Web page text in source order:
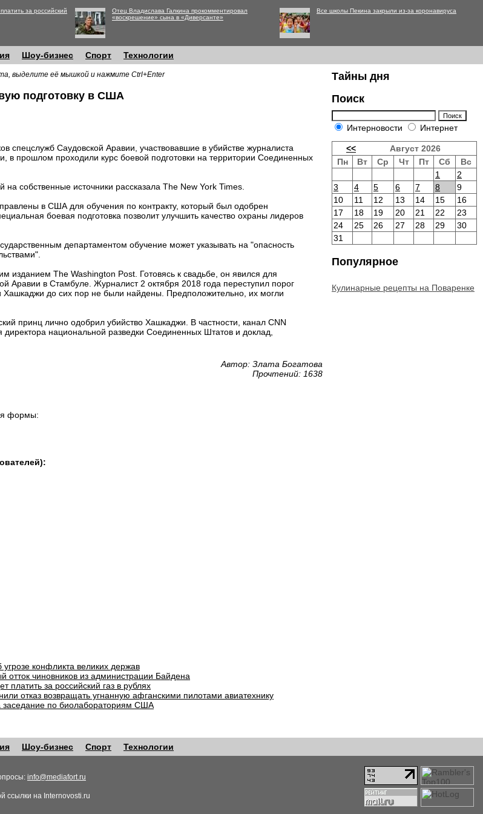
за российский
Отец Владислава Галкина прокомментировал
«воскрешение» сына в «Диверсанте»
Все школы Пекина закрыли из-за коронавируса
Шоу-бизнес Спорт Технологии
выделите её мышкой и нажмите Ctrl+Enter
подготовку в США
спецслужб Саудовской Аравии, участвовавшие в убийстве журналиста
в прошлом проходили курс боевой подготовки на территории Соединенных
на собственные источники рассказала The New York Times.
в США для обучения по контракту, который был одобрен
боевая подготовка позволит улучшить качество охраны лидеров
департаментом обучение может указывать на "опасность
изданием The Washington Post. Готовясь к свадьбе, он явился для
Аравии в Стамбуле. Журналист 2 октября 2018 года переступил порог
Хашкаджи до сих пор не были найдены. Предположительно, их могли
принц лично одобрил убийство Хашкаджи. В частности, канал CNN
национальной разведки Соединенных Штатов и доклад,
Автор: Злата Богатова
Прочтений: 1638
формы:
конфликта великих держав
отток чиновников из администрации Байдена
платить за российский газ в рублях
отказ возвращать угнанную афганскими пилотами авиатехнику
по биолабораториям США
Тайны дня
Поиск
Интерновости Интернет
<<
Август 2026
Пн
Вт Ср Чт Пт Сб
Вс
1
2
3
4 5 6 7 8
9
10
11 12 13 14 15
16
17
18 19 20 21 22
23
24
25 26 27 28 29
30
31
Популярное
Кулинарные рецепты на Поваренке
Шоу-бизнес Спорт Технологии
info@mediafort.ru
ссылки на Internovosti.ru